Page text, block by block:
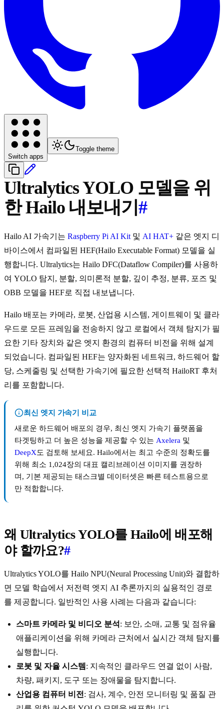
Switch apps
Toggle theme
Ultralytics YOLO 모델을 위
한 Hailo 내보내기#
Hailo AI 가속기는 Raspberry Pi AI Kit 및 AI HAT+ 같은 엣지 디
바이스에서 컴파일된 HEF(Hailo Executable Format) 모델을 실
행합니다. Ultralytics는 Hailo DFC(Dataflow Compiler)를 사용하
여 YOLO 탐지, 분할, 의미론적 분할, 깊이 추정, 분류, 포즈 및
OBB 모델을 HEF로 직접 내보냅니다.
Hailo 배포는 카메라, 로봇, 산업용 시스템, 게이트웨이 및 클라
우드로 모든 프레임을 전송하지 않고 로컬에서 객체 탐지가 필
요한 기타 장치와 같은 엣지 환경의 컴퓨터 비전을 위해 설계
되었습니다. 컴파일된 HEF는 양자화된 네트워크, 하드웨어 할
당, 스케줄링 및 선택한 가속기에 필요한 선택적 HailoRT 후처
리를 포함합니다.
최신 엣지 가속기 비교
새로운 하드웨어 배포의 경우, 최신 엣지 가속기 플랫폼을
타겟팅하고 더 높은 성능을 제공할 수 있는 Axelera 및
DeepX도 검토해 보세요. Hailo에서는 최고 수준의 정확도를
위해 최소 1,024장의 대표 캘리브레이션 이미지를 권장하
며, 기본 제공되는 태스크별 데이터셋은 빠른 테스트용으로
만 적합합니다.
왜 Ultralytics YOLO를 Hailo에 배포해
야 할까요?#
Ultralytics YOLO를 Hailo NPU(Neural Processing Unit)와 결합하
면 모델 학습에서 저전력 엣지 AI 추론까지의 실용적인 경로
를 제공합니다. 일반적인 사용 사례는 다음과 같습니다:
스마트 카메라 및 비디오 분석 : 보안, 소매, 교통 및 점유율
애플리케이션을 위해 카메라 근처에서 실시간 객체 탐지를
실행합니다.
로봇 및 자율 시스템 : 지속적인 클라우드 연결 없이 사람,
차량, 패키지, 도구 또는 장애물을 탐지합니다.
산업용 컴퓨터 비전 : 검사, 계수, 안전 모니터링 및 품질 관